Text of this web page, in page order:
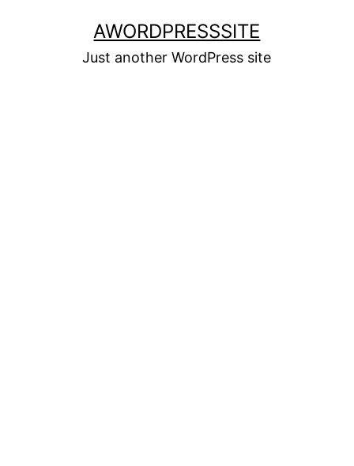
AWORDPRESSSITE
Just another WordPress site